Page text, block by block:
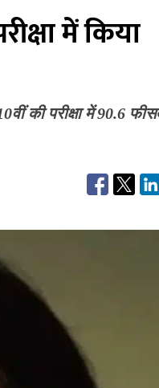
में किया
की परीक्षा में 90.6